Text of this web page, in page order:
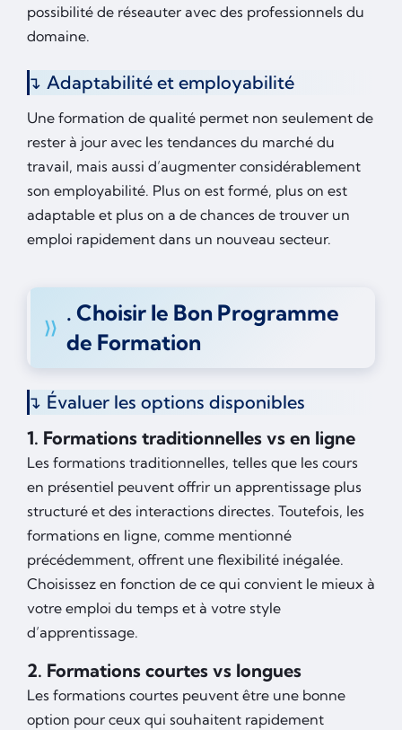
possibilité de réseauter avec des professionnels du
domaine.
Adaptabilité et employabilité
Une formation de qualité permet non seulement de
rester à jour avec les tendances du marché du
travail, mais aussi d’augmenter considérablement
son employabilité. Plus on est formé, plus on est
adaptable et plus on a de chances de trouver un
emploi rapidement dans un nouveau secteur.
. Choisir le Bon Programme
de Formation
Évaluer les options disponibles
1. Formations traditionnelles vs en ligne
Les formations traditionnelles, telles que les cours
en présentiel peuvent offrir un apprentissage plus
structuré et des interactions directes. Toutefois, les
formations en ligne, comme mentionné
précédemment, offrent une flexibilité inégalée.
Choisissez en fonction de ce qui convient le mieux à
votre emploi du temps et à votre style
d’apprentissage.
2. Formations courtes vs longues
Les formations courtes peuvent être une bonne
option pour ceux qui souhaitent rapidement